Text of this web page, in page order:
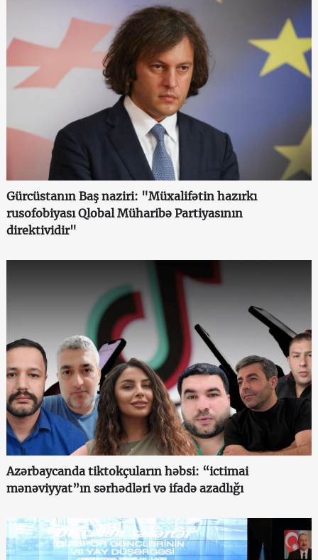
Gürcüstanın Baş naziri: "Müxalifətin hazırkı
rusofobiyası Qlobal Müharibə Partiyasının
direktividir"
Azərbaycanda tiktokçuların həbsi: “ictimai
mənəviyyat”ın sərhədləri və ifadə azadlığı